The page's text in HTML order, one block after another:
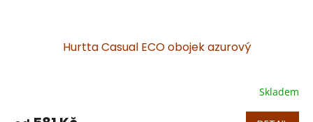
Hurtta Casual ECO obojek azurový
Skladem